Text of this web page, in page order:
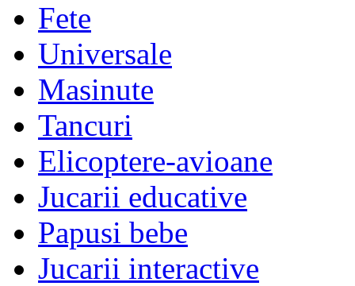
Fete
Universale
Masinute
Tancuri
Elicoptere-avioane
Jucarii educative
Papusi bebe
Jucarii interactive